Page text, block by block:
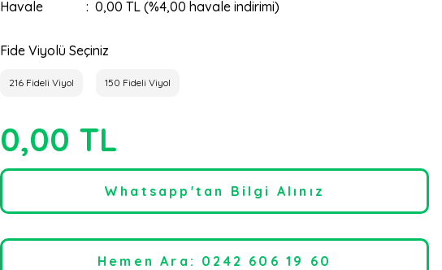
Havale
0,00 TL (%4,00 havale indirimi)
Fide Viyolü Seçiniz
216 Fideli Viyol 150 Fideli Viyol
0,00 TL
Whatsapp'tan Bilgi Alınız
Hemen Ara: 0242 606 19 60